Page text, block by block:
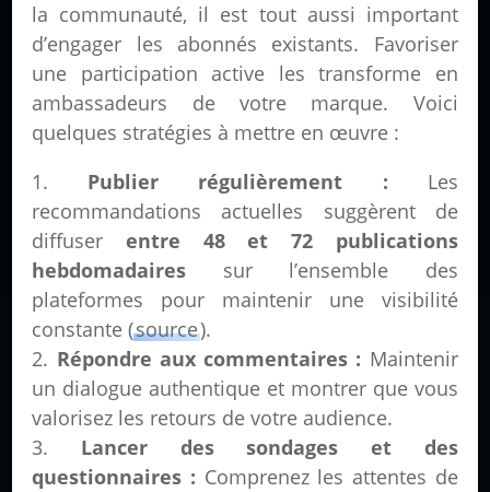
la communauté, il est tout aussi important
d’engager les abonnés existants. Favoriser
une participation active les transforme en
ambassadeurs de votre marque. Voici
quelques stratégies à mettre en œuvre :
Publier régulièrement : Les
recommandations actuelles suggèrent de
diffuserentre 48 et 72 publications
hebdomadaires sur l’ensemble des
plateformes pour maintenir une visibilité
constante (source).
Répondre aux commentaires : Maintenir
un dialogue authentique et montrer que vous
valorisez les retours de votre audience.
Lancer des sondages et des
questionnaires : Comprenez les attentes de